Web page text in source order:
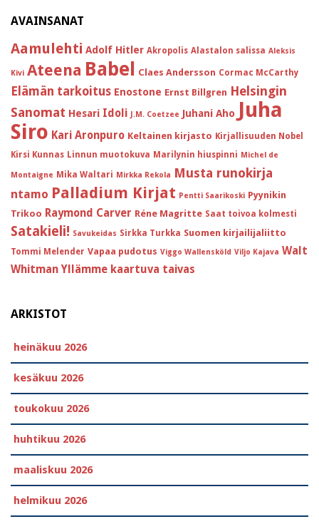
AVAINSANAT
Aamulehti Adolf Hitler Akropolis Alastalon salissa Aleksis
Kivi Ateena Babel Claes Andersson Cormac McCarthy
Elämän tarkoitus Enostone Ernst Billgren Helsingin
Sanomat Hesari Idoli J.M. Coetzee Juhani Aho Juha
Siro Kari Aronpuro Keltainen kirjasto Kirjallisuuden Nobel
Kirsi Kunnas Linnun muotokuva Marilynin hiuspinni Michel de
Montaigne Mika Waltari Mirkka Rekola Musta runokirja
ntamo Palladium Kirjat Pentti Saarikoski Pyynikin
Trikoo Raymond Carver Réne Magritte Saat toivoa kolmesti
Satakieli! Savukeidas Sirkka Turkka Suomen kirjailijaliitto
Tommi Melender Vapaa pudotus Viggo Wallensköld Viljo Kajava Walt
Whitman Yllämme kaartuva taivas
ARKISTOT
heinäkuu 2026
kesäkuu 2026
toukokuu 2026
huhtikuu 2026
maaliskuu 2026
helmikuu 2026